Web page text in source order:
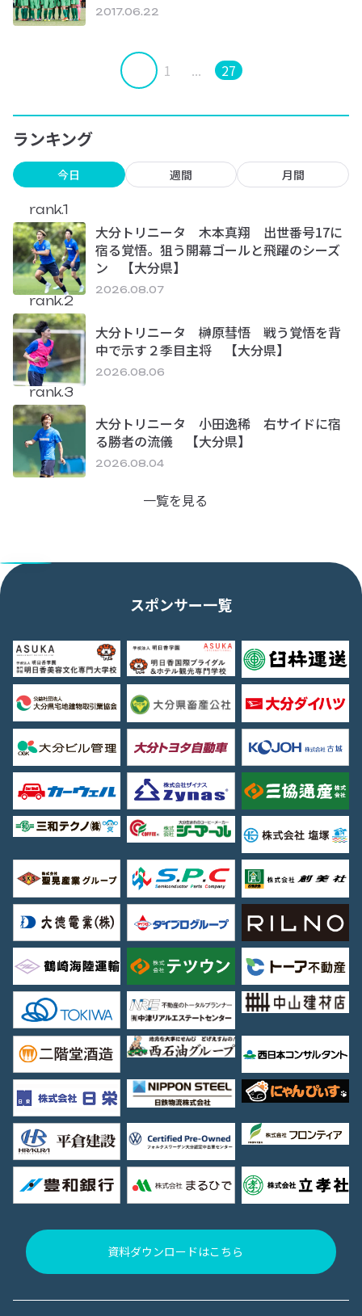
2017.06.22
1 ... 27
ランキング
今日 週間 月間
rank.1
大分トリニータ 木本真翔 出世番号17に
宿る覚悟。狙う開幕ゴールと飛躍のシーズ
ン 【大分県】
2026.08.07
rank.2
大分トリニータ 榊原彗悟 戦う覚悟を背
中で示す２季目主将 【大分県】
2026.08.06
rank.3
大分トリニータ 小田逸稀 右サイドに宿
る勝者の流儀 【大分県】
2026.08.04
一覧を見る
スポンサー一覧
資料ダウンロードはこちら